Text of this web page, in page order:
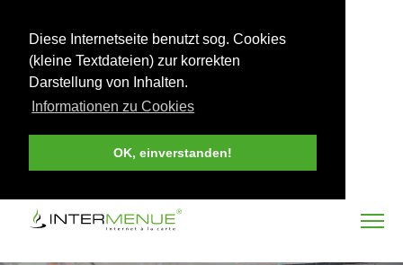
Diese Internetseite benutzt sog. Cookies
(kleine Textdateien) zur korrekten
Darstellung von Inhalten.
Informationen zu Cookies
OK, einverstanden!